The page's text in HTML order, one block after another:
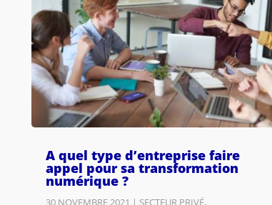
A quel type d’entreprise faire
appel pour sa transformation
numérique ?
30 NOVEMBRE 2021 | SECTEUR PRIVÉ,